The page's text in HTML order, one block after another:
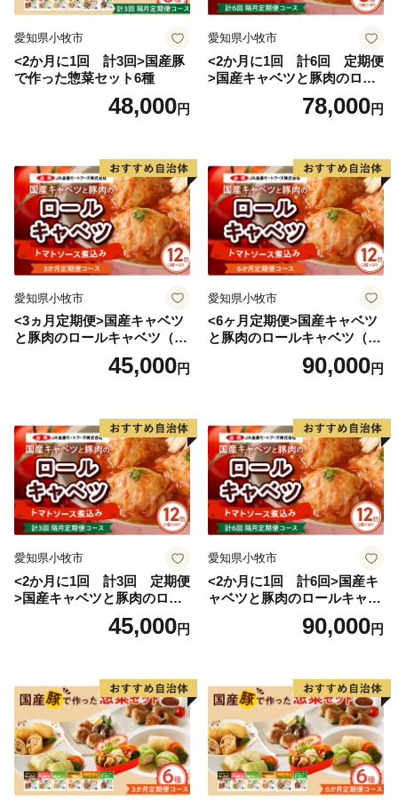
愛知県小牧市
<2か月に1回 計3回>国産豚
で作った惣菜セット6種
48,000円
愛知県小牧市
<2か月に1回 計6回 定期便
>国産キャベツと豚肉のロー
ルキャベツ（4P入り）
78,000円
愛知県小牧市
<3ヵ月定期便>国産キャベツ
と豚肉のロールキャベツ（6P
45,000円
愛知県小牧市
<6ヶ月定期便>国産キャベツ
と豚肉のロールキャベツ（6P
90,000円
愛知県小牧市
<2か月に1回 計3回 定期便
>国産キャベツと豚肉のロー
ルキャベツ（6P入り）
45,000円
愛知県小牧市
<2か月に1回 計6回>国産キ
ャベツと豚肉のロールキャベ
90,000円